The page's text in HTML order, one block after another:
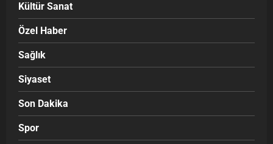
Kültür Sanat
Özel Haber
Sağlık
Siyaset
Son Dakika
Spor